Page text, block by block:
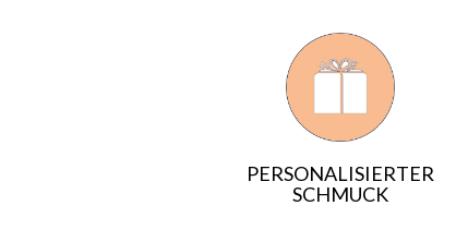
PERSONALISIERTER
SCHMUCK